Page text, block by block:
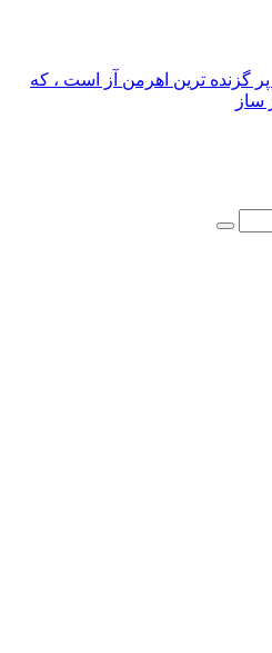
گزنده ترین اهرمن آز است ، که
ساز
جستجو